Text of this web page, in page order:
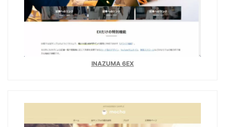
INAZUMA 6EX